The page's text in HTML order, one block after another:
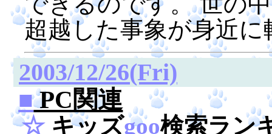
超越した事象が身近
2003/12/26(Fri)
■PC関連
☆キッズgoo検索ラン